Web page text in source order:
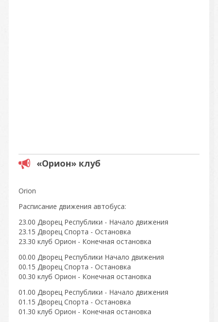
«Орион» клуб
Orion
Расписание движения автобуса:
23.00 Дворец Республики - Начало движения
23.15 Дворец Спорта - Остановка
23.30 клуб Орион - Конечная остановка
00.00 Дворец Республики Начало движения
00.15 Дворец Спорта - Остановка
00.30 клуб Орион - Конечная остановка
01.00 Дворец Республики - Начало движения
01.15 Дворец Спорта - Остановка
01.30 клуб Орион - Конечная остановка